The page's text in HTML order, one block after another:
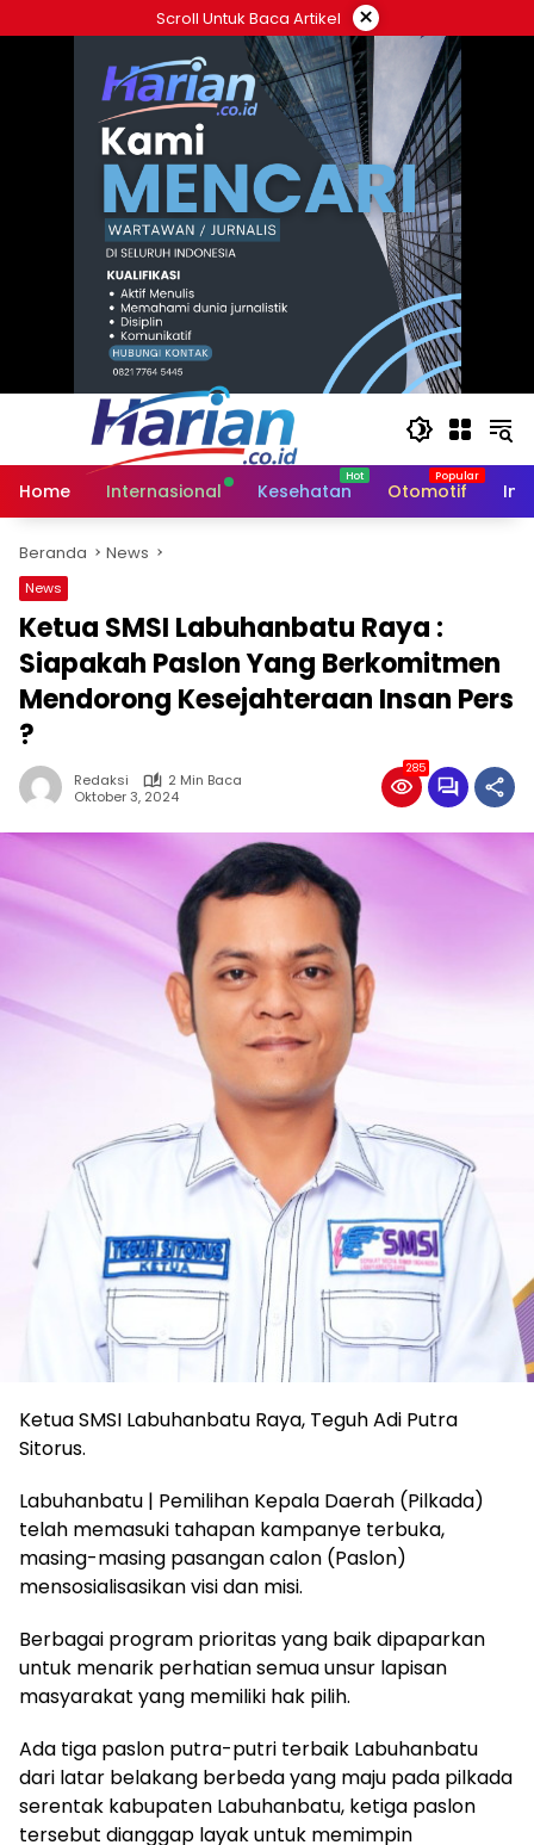
ke
Scroll Untuk Baca Artikel ×
Home Internasional Kesehatan Otomotif
Beranda News
News
Ketua SMSI Labuhanbatu Raya :
Siapakah Paslon Yang Berkomitmen
Mendorong Kesejahteraan Insan Pers
?
Redaksi
2 Min Baca
Oktober 3, 2024
285
Ketua SMSI Labuhanbatu Raya, Teguh Adi Putra
Sitorus.
Labuhanbatu | Pemilihan Kepala Daerah (Pilkada)
telah memasuki tahapan kampanye terbuka,
masing-masing pasangan calon (Paslon)
mensosialisasikan visi dan misi.
Berbagai program prioritas yang baik dipaparkan
untuk menarik perhatian semua unsur lapisan
masyarakat yang memiliki hak pilih.
Ada tiga paslon putra-putri terbaik Labuhanbatu
dari latar belakang berbeda yang maju pada pilkada
serentak kabupaten Labuhanbatu, ketiga paslon
tersebut dianggap layak untuk memimpin